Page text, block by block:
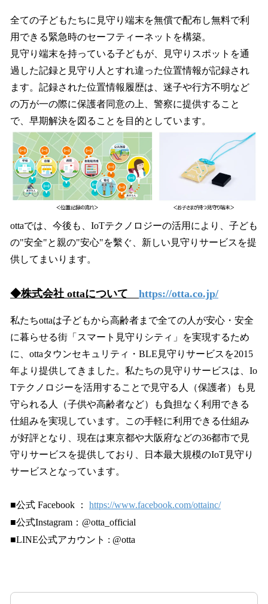
全ての子どもたちに見守り端末を無償で配布し無料で利
用できる緊急時のセーフティーネットを構築。
見守り端末を持っている子どもが、見守りスポットを通
過した記録と見守り人とすれ違った位置情報が記録され
ます。記録された位置情報履歴は、迷子や行方不明など
の万が一の際に保護者同意の上、警察に提供すること
で、早期解決を図ることを目的としています。
ottaでは、今後も、IoTテクノロジーの活用により、子ども
の"安全"と親の"安心"を繫ぐ、新しい見守りサービスを提
供してまいります。
◆株式会社 ottaについて https://otta.co.jp/
私たちottaは子どもから高齢者まで全ての人が安心・安全
に暮らせる街「スマート見守りシティ」を実現するため
に、ottaタウンセキュリティ・BLE見守りサービスを2015
年より提供してきました。私たちの見守りサービスは、Io
Tテクノロジーを活用することで見守る人（保護者）も見
守られる人（子供や高齢者など）も負担なく利用できる
仕組みを実現しています。この手軽に利用できる仕組み
が好評となり、現在は東京都や大阪府などの36都市で見
守りサービスを提供しており、日本最大規模のIoT見守り
サービスとなっています。
■公式 Facebook ： https://www.facebook.com/ottainc/
■公式Instagram：@otta_official
■LINE公式アカウント : @otta